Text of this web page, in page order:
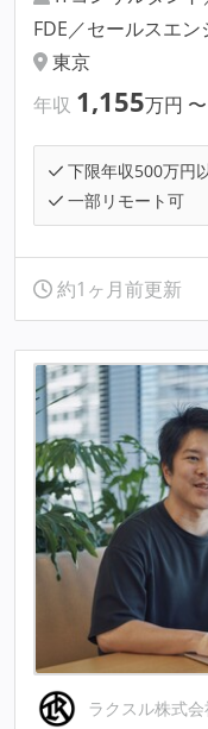
FDE／セールスエ
東京
年収 1,155万円 〜
下限年収500万円
一部リモート可
約1ヶ月前更新
ラクスル株式会